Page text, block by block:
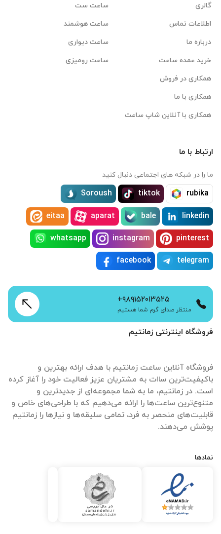
فروشگاه اینترنتی زمانتیم
فروشگاه آنلاین ساعت زمانتیم با هدف ارائه بهترین و
باکیفیت‌ترین ساات‌ به مشتریان عزیز فعالیت خود را آغاز کرده
است. در زمانتیم، ما به شما مجموعه‌ای از جدیدترین و
متنوع‌ترین ساعت‌ها را ارائه می‌دهیم که با طراحی‌های خاص و
قابلیت‌های منحصر به فرد، تمامی سلیقه‌ها و نیازها را زمانتیم
پوشش می‌دهند.
نمادها
گالری
اطلاعات تماس
درباره ما
خرید عمده ساعت
همکاری در فروش
همکاری با ما
همکاری با آنلاین شاپ ساعت
ساعت ست
ساعت هوشمند
ساعت دیواری
ساعت رومیزی
ارتباط با ما
ما را در شبکه های اجتماعی دنبال کنید
rubika
tiktok
Soroush
linkedin
bale
aparat
eitaa
pinterest
instagram
whatsapp
telegram
facebook
+۹۸۹۱۵۲۰۱۳۵۲۵
منتظر صدای گرم شما هستیم